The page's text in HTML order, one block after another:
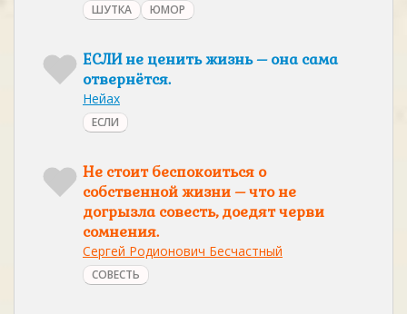
ШУТКА ЮМОР
ЕСЛИ не ценить жизнь – она сама
отвернётся.
Нейах
ЕСЛИ
Не стоит беспокоиться о
собственной жизни – что не
догрызла совесть, доедят черви
сомнения.
Сергей Родионович Бесчастный
СОВЕСТЬ